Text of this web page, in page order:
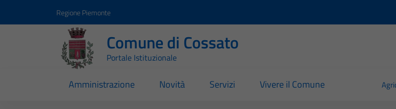
Regione Piemonte
Comune di Cossato
Portale Istituzionale
Amministrazione Novità Servizi Vivere il Comune